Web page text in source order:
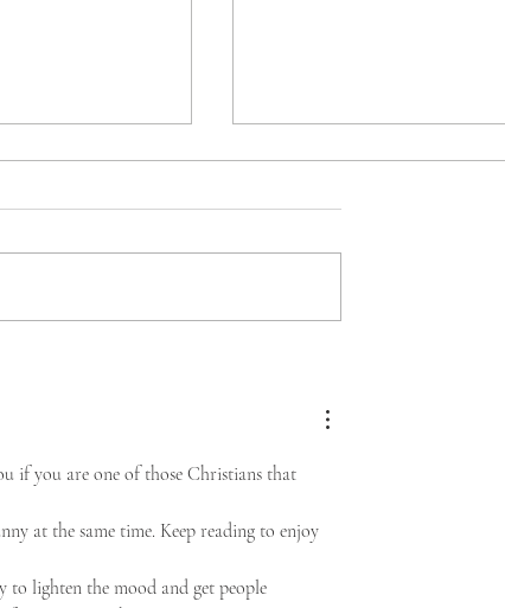
de Tenis
Especiales Chile sellan
inclusión en la Región de
if you are one of those Christians that
at the same time. Keep reading to enjoy
to lighten the mood and get people